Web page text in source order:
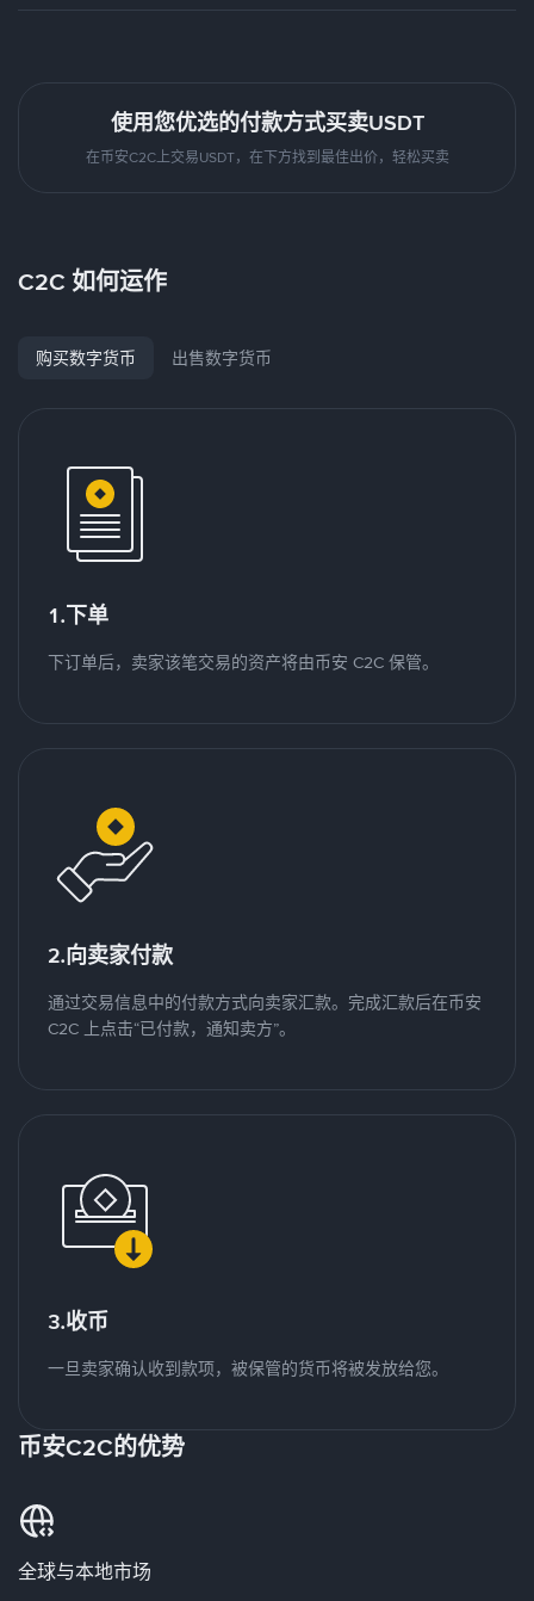
使用您优选的付款方式买卖USDT
在币安C2C上交易USDT，在下方找到最佳出价，轻松买卖
C2C 如何运作
购买数字货币 出售数字货币
1.下单
下订单后，卖家该笔交易的资产将由币安 C2C 保管。
2.向卖家付款
通过交易信息中的付款方式向卖家汇款。完成汇款后在币安
C2C 上点击“已付款，通知卖方”。
3.收币
一旦卖家确认收到款项，被保管的货币将被发放给您。
币安C2C的优势
全球与本地市场